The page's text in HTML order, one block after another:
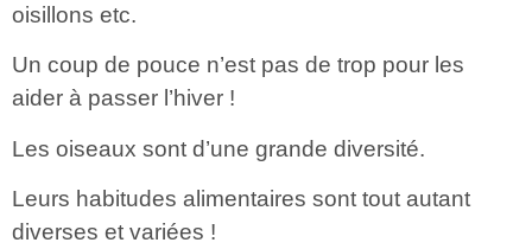
oisillons etc.
Un coup de pouce n’est pas de trop pour les
aider à passer l’hiver !
Les oiseaux sont d’une grande diversité.
Leurs habitudes alimentaires sont tout autant
diverses et variées !